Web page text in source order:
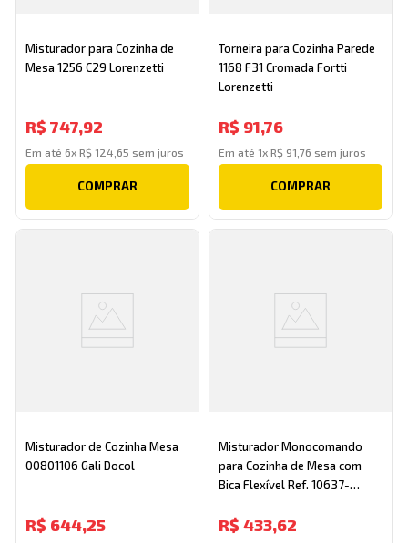
Misturador para Cozinha de
Mesa 1256 C29 Lorenzetti
R$ 747,92
Em até6xR$ 124 ,65 sem juros
COMPRAR
Torneira para Cozinha Parede
1168 F31 Cromada Fortti
Lorenzetti
R$ 91,76
Em até 1x R$ 91 76 sem juros
COMPRAR
Misturador de Cozinha Mesa
00801106 Gali Docol
R$ 644,25
Misturador Monocomando
para Cozinha de Mesa com
Bica Flexível Ref. 10637-
R$ 433,62